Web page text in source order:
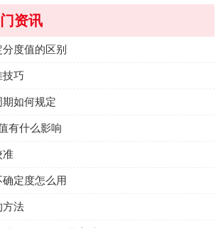
资讯
度值的区别
技巧
如何规定
有什么影响
准
定度怎么用
方法